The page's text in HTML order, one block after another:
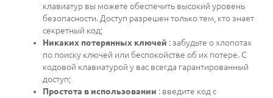
клавиатур вы можете обеспечить высокий уровень
безопасности. Доступ разрешен только тем, кто знает
секретный код;
Никаких потерянных ключей : забудьте о хлопотах
по поиску ключей или беспокойстве об их потере. С
кодовой клавиатурой у вас всегда гарантированный
доступ;
Простота в использовании : введите код с